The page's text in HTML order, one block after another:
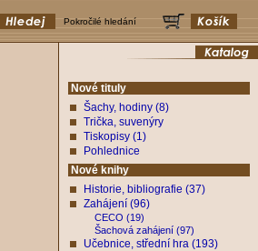
Pokročilé hledání
Nové tituly
Šachy, hodiny (8)
Trička, suvenýry
Tiskopisy (1)
Pohlednice
Nové knihy
Historie, bibliografie (37)
Zahájení (96)
CECO (19)
Šachová zahájení (97)
Učebnice, střední hra (193)